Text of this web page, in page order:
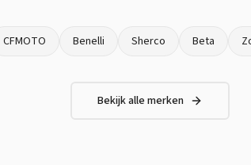
CFMOTO Benelli Sherco Beta
Bekijk alle merken